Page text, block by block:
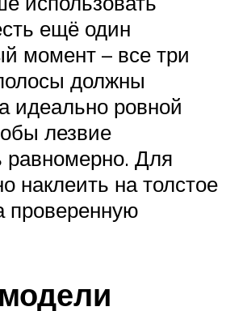
ещё один
момент – все три
должны
идеально ровной
лезвие
равномерно. Для
наклеить на толстое
проверенную